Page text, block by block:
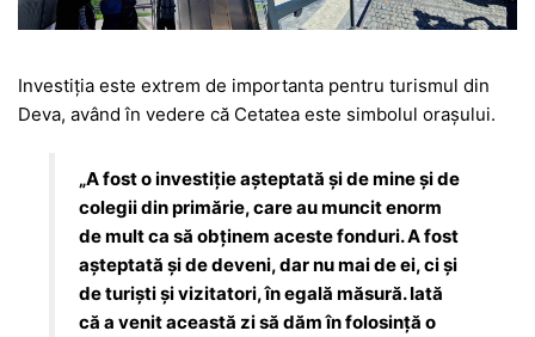
Investiția este extrem de importanta pentru turismul din
Deva, având în vedere că Cetatea este simbolul orașului.
„A fost o investiție așteptată și de mine și de
colegii din primărie, care au muncit enorm
de mult ca să obținem aceste fonduri. A fost
așteptată și de deveni, dar nu mai de ei, ci și
de turiști și vizitatori, în egală măsură. Iată
că a venit această zi să dăm în folosință o